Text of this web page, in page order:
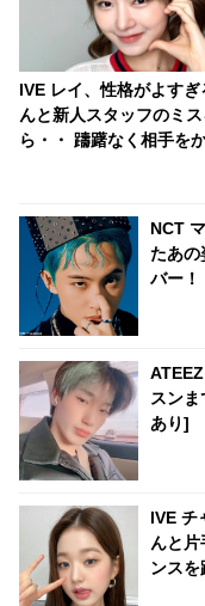
IVE レイ、性格がよすぎ
んと新人スタッフのミ
ら・・ 躊躇なく相手を
NCT
たあの
バー！
スン
あり]
IVE チ
んと
ンス